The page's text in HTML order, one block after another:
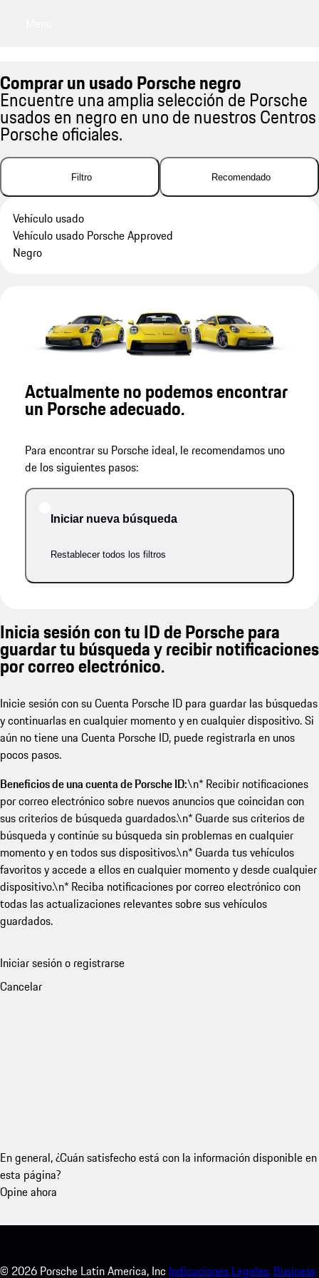
Comprar un usado Porsche negro
Encuentre una amplia selección de Porsche
usados en negro en uno de nuestros Centros
Porsche oficiales.
Filtro Recomendado
Vehículo usado
Vehículo usado Porsche Approved
Negro
Actualmente no podemos encontrar
un Porsche adecuado.
Para encontrar su Porsche ideal, le recomendamos uno
de los siguientes pasos:
Iniciar nueva búsqueda
Restablecer todos los filtros
Inicia sesión con tu ID de Porsche para
guardar tu búsqueda y recibir notificaciones
por correo electrónico.
Inicie sesión con su Cuenta Porsche ID para guardar las búsquedas
y continuarlas en cualquier momento y en cualquier dispositivo. Si
aún no tiene una Cuenta Porsche ID, puede registrarla en unos
pocos pasos.
Beneficios de una cuenta de Porsche ID:\n* Recibir notificaciones
por correo electrónico sobre nuevos anuncios que coincidan con
sus criterios de búsqueda guardados.\n* Guarde sus criterios de
búsqueda y continúe su búsqueda sin problemas en cualquier
momento y en todos sus dispositivos.\n* Guarda tus vehículos
favoritos y accede a ellos en cualquier momento y desde cualquier
dispositivo.\n* Reciba notificaciones por correo electrónico con
todas las actualizaciones relevantes sobre sus vehículos
guardados.
Iniciar sesión o registrarse
Cancelar
En general, ¿Cuán satisfecho está con la información disponible en
esta página?
Opine ahora
© 2026 Porsche Latin America, Inc Indicaciones Legales. Business